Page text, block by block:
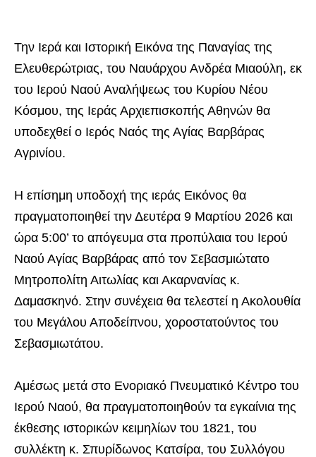
Την Ιερά και Ιστορική Εικόνα της Παναγίας της
Ελευθερώτριας, του Ναυάρχου Ανδρέα Μιαούλη, εκ
του Ιερού Ναού Αναλήψεως του Κυρίου Νέου
Κόσμου, της Ιεράς Αρχιεπισκοπής Αθηνών θα
υποδεχθεί ο Ιερός Ναός της Αγίας Βαρβάρας
Αγρινίου.
Η επίσημη υποδοχή της ιεράς Εικόνος θα
πραγματοποιηθεί την Δευτέρα 9 Μαρτίου 2026 και
ώρα 5:00’ το απόγευμα στα προπύλαια του Ιερού
Ναού Αγίας Βαρβάρας από τον Σεβασμιώτατο
Μητροπολίτη Αιτωλίας και Ακαρνανίας κ.
Δαμασκηνό. Στην συνέχεια θα τελεστεί η Ακολουθία
του Μεγάλου Αποδείπνου, χοροστατούντος του
Σεβασμιωτάτου.
Αμέσως μετά στο Ενοριακό Πνευματικό Κέντρο του
Ιερού Ναού, θα πραγματοποιηθούν τα εγκαίνια της
έκθεσης ιστορικών κειμηλίων του 1821, του
συλλέκτη κ. Σπυρίδωνος Κατσίρα, του Συλλόγου